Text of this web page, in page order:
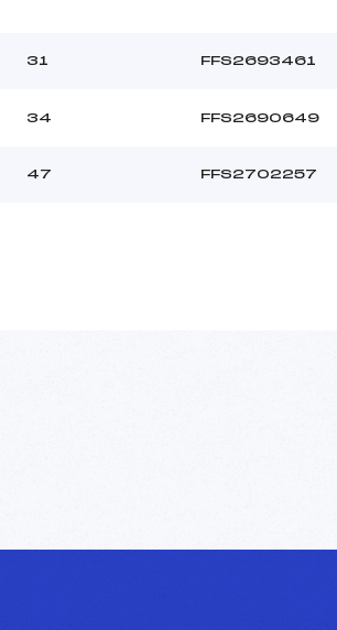
31 FFS2693461
34 FFS2690649
47 FFS2702257